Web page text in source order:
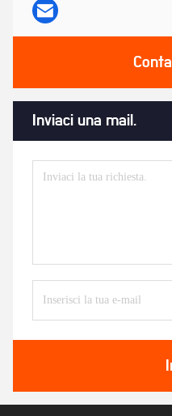
Inviaci una mail.